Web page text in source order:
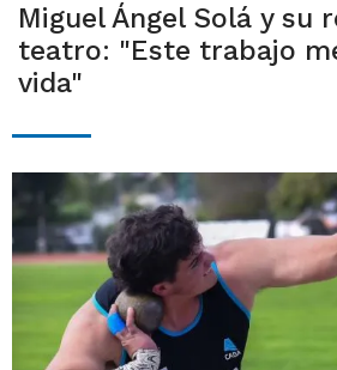
Miguel Ángel Solá y su
teatro: "Este trabajo
vida"